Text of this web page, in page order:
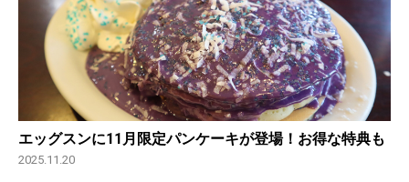
エッグスンに11月限定パンケーキが登場！お得な特典も
2025.11.20